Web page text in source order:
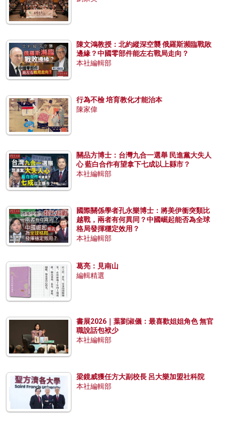
陳文鴻教授：北約縱深空襲 俄羅斯瀕臨戰敗
邊緣？中國零部件能左右戰局走向？
本社編輯部
行為不檢 培育教化才能治本
陳家偉
關品方博士：台灣九合一選舉 民進黨大失人
心 藍白合作有望拿下七成以上縣市？
本社編輯部
國際關係學者孔永樂博士：將美伊衝突類比
越戰，兩者有何異同？中國崛起能否為全球
格局發揮穩定效用？
本社編輯部
葛亮：見南山
編輯精選
書展2026｜葉劉淑儀：最喜歡姐姐角色 無官
職說話包袱少
本社編輯部
梁鏡威獲任方大副校長 呂大樂加盟社科院
本社編輯部